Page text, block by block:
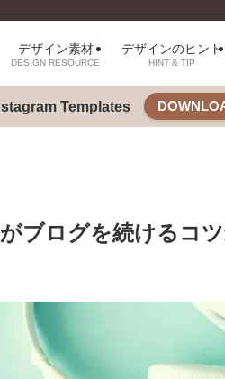
デザイン素材
DESIGN RESOURCE
デザインのヒント
HINT & TIP
Templates
ブログを続けるコツ